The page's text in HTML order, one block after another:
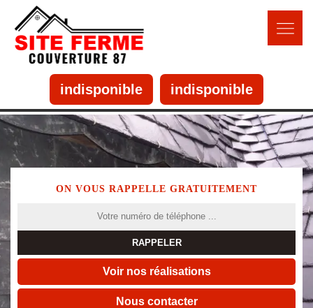
indisponible indisponible
ON VOUS RAPPELLE GRATUITEMENT
Voir nos réalisations
Nous contacter